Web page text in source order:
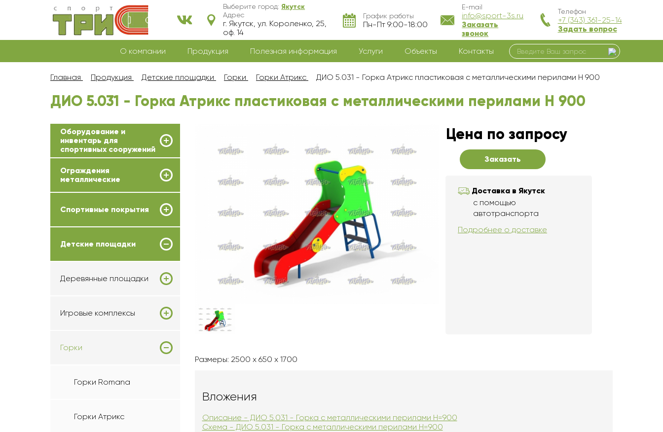
Выберите город: Якутск
Адрес
г. Якутск, ул. Короленко, 25,
оф. 14
График работы
Пн-Пт 9:00-18:00
E-mail
info@sport-3s.ru
Заказать
звонок
Телефон
+7 (343) 361-25-14
Задать вопрос
О компании Продукция Полезная информация Услуги Объекты Контакты
Главная Продукция Детские площадки Горки Горки Атрикс ДИО 5.031 - Горка Атрикс пластиковая с металлическими перилами H 900
ДИО 5.031 - Горка Атрикс пластиковая с металлическими перилами H 900
Оборудование и
инвентарь для
спортивных сооружений
Ограждения
металлические
Спортивные покрытия
Детские площадки
Деревянные площадки
Игровые комплексы
Горки
Горки Romana
Горки Атрикс
Цена по запросу
Заказать
Доставка в Якутск
с помощью
автотранспорта
Подробнее о доставке
Размеры: 2500 x 650 x 1700
Вложения
Описание - ДИО 5.031 - Горка с металлическими перилами H=900
Схема - ДИО 5.031 - Горка с металлическими перилами H=900